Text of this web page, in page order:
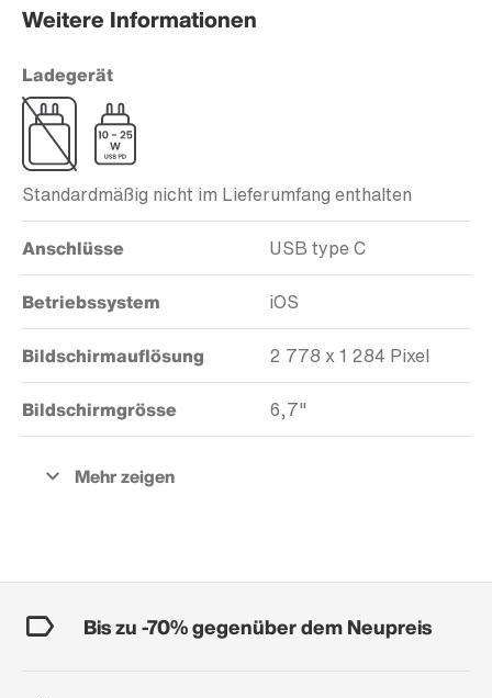
Weitere Informationen
Ladegerät
Standardmäßig nicht im Lieferumfang enthalten
Anschlüsse USB type C
Betriebssystem iOS
Bildschirmauflösung 2 778 x 1 284 Pixel
Bildschirmgrösse 6,7"
Bis zu -70% gegenüber dem Neupreis